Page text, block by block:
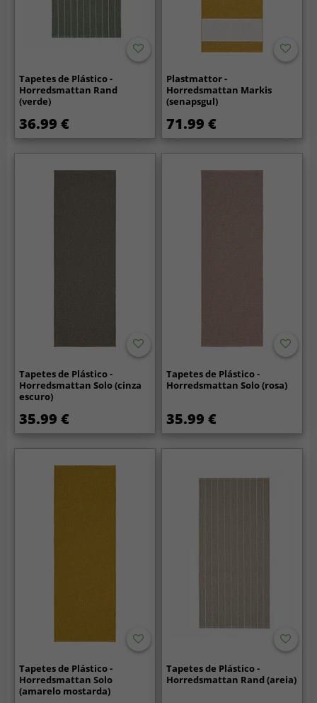
Tapetes de Plástico -
Horredsmattan Rand
(verde)
36.99 €
Plastmattor -
Horredsmattan Markis
(senapsgul)
71.99 €
Tapetes de Plástico -
Horredsmattan Solo (cinza
escuro)
35.99 €
Tapetes de Plástico -
Horredsmattan Solo (rosa)
35.99 €
Tapetes de Plástico -
Horredsmattan Solo
(amarelo mostarda)
Tapetes de Plástico -
Horredsmattan Rand (areia)